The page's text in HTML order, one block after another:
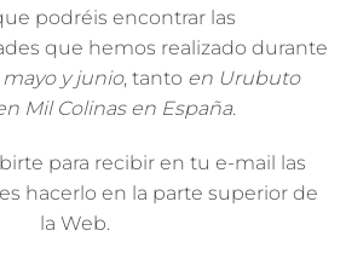
podréis encontrar las
que hemos realizado durante
mayo y junio, tanto en Urubuto
Mil Colinas en España.
para recibir en tu e-mail las
hacerlo en la parte superior de
la Web.